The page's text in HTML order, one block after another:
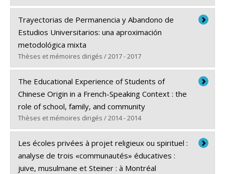
Diplômé(e) : Bissonnette, Evelyn
Cycle :Maîtrise
Diplôme obtenu :M.A.
Lien vers le document dans Papyrus
Trayectorias de Permanencia y Abandono de
Estudios Universitarios: una aproximación
metodológica mixta
Thèses et mémoires dirigés / 2017 - 2017
Diplômé(e) :Fonseca-Grandón, Gonzalo
Cycle :Doctorat
Diplôme obtenu :Ph. D.
Lien vers le document dans Papyrus
The Educational Experience of Students of
Chinese Origin in a French-Speaking Context : the
role of school, family, and community
Thèses et mémoires dirigés / 2014 - 2014
Diplômé(e) :Sun, Ming
Cycle :Doctorat
Diplôme obtenu :Ph. D.
Les écoles privées à projet religieux ou spirituel :
analyse de trois «communautés» éducatives :
juive, musulmane et Steiner : à Montréal